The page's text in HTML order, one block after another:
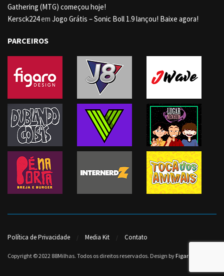
Gathering (MTG) começou hoje!
Kersck224em Jogo Grátis – Sonic Boll 1.9 lançou! Baixe agora!
PARCEIROS
Política de Privacidade Media Kit Contato
Copyright © 2022 88Milhas. Todos os direitos reservados. Design by Figaro Design